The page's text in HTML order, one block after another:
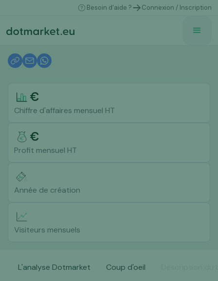
Besoin d'aide ? Connexion / Inscription
€
Chiffre d'affaires mensuel HT
€
Profit mensuel HT
Année de création
Visiteurs mensuels
L'analyse Dotmarket Coup d'oeil